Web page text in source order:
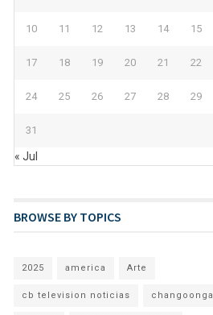
10 11 12 13 14 15
17 18 19 20 21 22
24 25 26 27 28 29
31
« Jul
BROWSE BY TOPICS
2025 america Arte
cb television noticias changoonga